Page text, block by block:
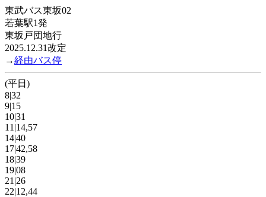
東武バス東坂02
若葉駅1発
東坂戸団地行
2025.12.31改定
→経由バス停
(平日)
8|32
9|15
10|31
11|14,57
14|40
17|42,58
18|39
19|08
21|26
22|12,44